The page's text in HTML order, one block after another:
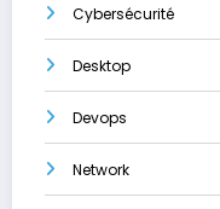
Cybersécurité
Desktop
Devops
Network